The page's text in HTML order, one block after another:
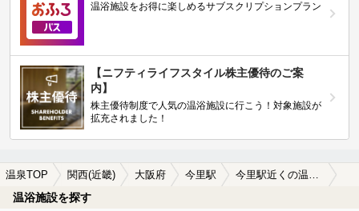
温浴施設をお得に楽しめるサブスクリプションプラン
【ニフティライフスタイル株主優待のご案
内】
株主優待制度で人気の温浴施設に行こう！対象施設が
拡充されました！
温泉TOP 関西(近畿) 大阪府 今里駅 今里駅近くの温泉宿・温泉旅館・ホテルおすすめ(2026年版)
温浴施設を探す